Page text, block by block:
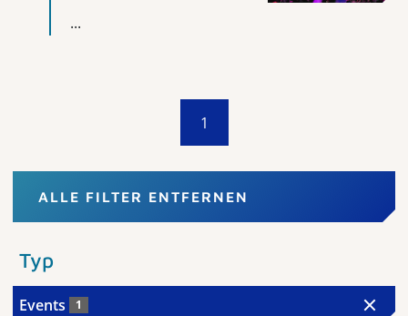
...
1
ALLE FILTER ENTFERNEN
Typ
Events 1